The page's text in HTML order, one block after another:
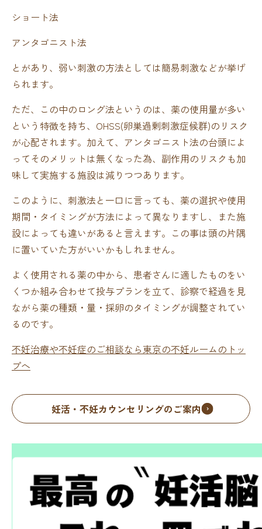
ショート法
アンタゴニスト法
とがあり、弱い刺激の方法としては簡易刺激などが挙げ
られます。
ただ、この中のロング法というのは、薬の使用量が多い
という特徴を持ち、OHSS(卵巣過剰刺激症候群)のリスク
が心配されます。加えて、アンタゴニスト法の台頭によ
ってそのメリットは無くなった為、副作用のリスクも加
味して実施する施設は減りつつあります。
このように、刺激法と一口に言っても、薬の選択や使用
期間・タイミングが方法によって異なりますし、また施
設によっても違いがあると言えます。この事は頭の片隅
に置いていた方がいいかもしれません。
よく使用される薬の中から、患者さんに適したものをい
くつか組み合わせて投与プランを立て、診察で経過を見
ながら薬の種類・量・採卵のタイミングが調整されてい
るのです。
不妊治療や不妊症のご相談なら東京の不妊ルームのトッ
プへ
妊活・不妊カウンセリングのご案内